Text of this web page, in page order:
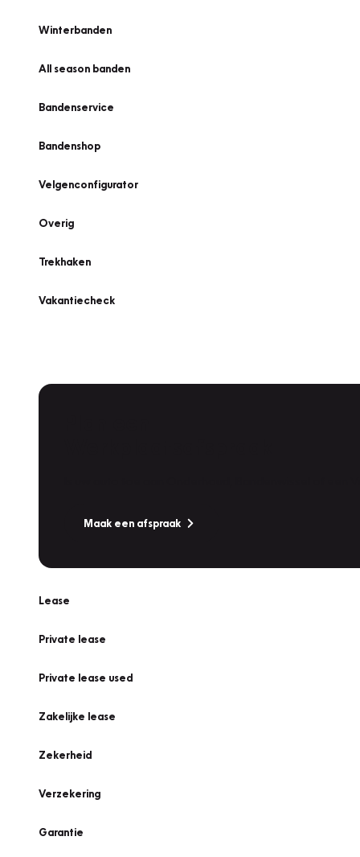
Winterbanden
All season banden
Bandenservice
Bandenshop
Velgenconfigurator
Overig
Trekhaken
Vakantiecheck
Maak een afspraak
Lease
Private lease
Private lease used
Zakelijke lease
Zekerheid
Verzekering
Garantie